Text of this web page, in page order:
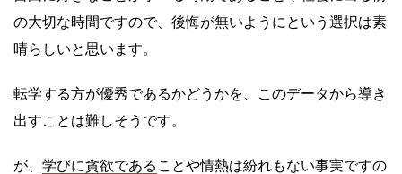
の大切な時間ですので、後悔が無いようにという選択は素
晴らしいと思います。
転学する方が優秀であるかどうかを、このデータから導き
出すことは難しそうです。
が、 学びに貪欲である ことや情熱は紛れもない事実ですの